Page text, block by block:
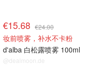
€15.68 €24.00
妆前喷雾，补水不卡粉
d'alba 白松露喷雾 100ml
@dealmoon.de